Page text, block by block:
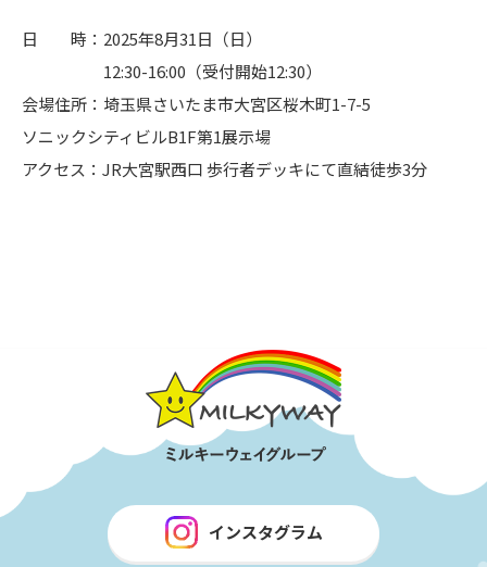
日 時：2025年8月31日（日）
12:30-16:00（受付開始12:30）
会場住所：埼玉県さいたま市大宮区桜木町1-7-5
ソニックシティビルB1F第1展示場
アクセス：JR大宮駅西口 歩行者デッキにて直結徒歩3分
インスタグラム